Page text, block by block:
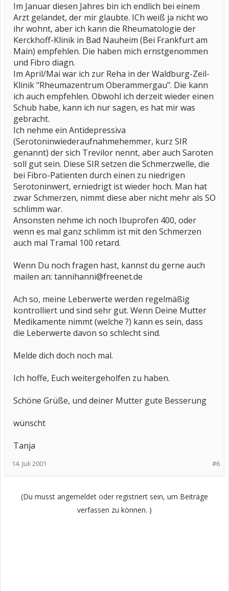
Im Januar diesen Jahres bin ich endlich bei einem
Arzt gelandet, der mir glaubte. ICh weiß ja nicht wo
ihr wohnt, aber ich kann die Rheumatologie der
Kerckhoff-Klinik in Bad Nauheim (Bei Frankfurt am
Main) empfehlen. Die haben mich ernstgenommen
und Fibro diagn.
Im April/Mai war ich zur Reha in der Waldburg-Zeil-
Klinik "Rheumazentrum Oberammergau". Die kann
ich auch empfehlen. Obwohl ich derzeit wieder einen
Schub habe, kann ich nur sagen, es hat mir was
gebracht.
Ich nehme ein Antidepressiva
(Serotoninwiederaufnahmehemmer, kurz SIR
genannt) der sich Trevilor nennt, aber auch Saroten
soll gut sein. Diese SIR setzen die Schmerzwelle, die
bei Fibro-Patienten durch einen zu niedrigen
Serotoninwert, erniedrigt ist wieder hoch. Man hat
zwar Schmerzen, nimmt diese aber nicht mehr als SO
schlimm war.
Ansonsten nehme ich noch Ibuprofen 400, oder
wenn es mal ganz schlimm ist mit den Schmerzen
auch mal Tramal 100 retard.
Wenn Du noch fragen hast, kannst du gerne auch
mailen an: tannihanni@freenet.de
Ach so, meine Leberwerte werden regelmäßig
kontrolliert und sind sehr gut. Wenn Deine Mutter
Medikamente nimmt (welche ?) kann es sein, dass
die Leberwerte davon so schlecht sind.
Melde dich doch noch mal.
Ich hoffe, Euch weitergeholfen zu haben.
Schöne Grüße, und deiner Mutter gute Besserung
wünscht
Tanja
#6
14. Juli 2001
(Du musst angemeldet oder registriert sein, um Beiträge
verfassen zu können. )